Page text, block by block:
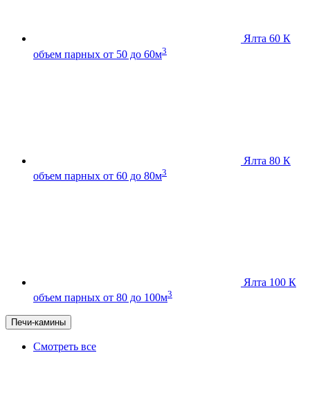
Ялта 60 К
объем парных от 50 до 60м3
Ялта 80 К
объем парных от 60 до 80м3
Ялта 100 К
объем парных от 80 до 100м3
Печи-камины
Смотреть все